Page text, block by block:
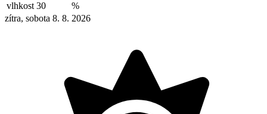
vlhkost 30
%
zítra, sobota 8. 8. 2026